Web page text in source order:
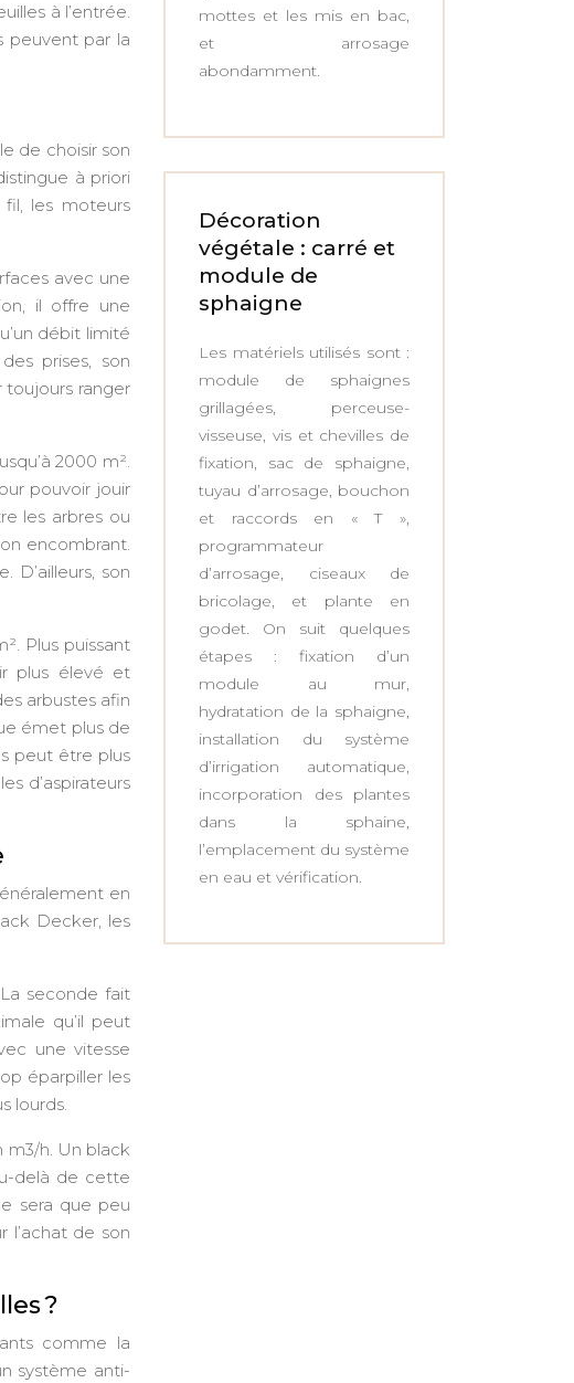
à l’entrée.
peuvent par la
de choisir son
à priori
les moteurs
avec une
il offre une
débit limité
prises, son
ranger
2000 m².
pouvoir jouir
les arbres ou
encombrant.
D’ailleurs, son
Plus puissant
plus élevé et
arbustes afin
émet plus de
peut être plus
d’aspirateurs
en
Decker, les
seconde fait
qu’il peut
une vitesse
éparpiller les
lourds.
m3/h. Un black
delà de cette
sera que peu
de son
?
comme la
système anti-
mottes et les mis en bac,
et arrosage
abondamment.
Décoration
végétale : carré et
module de
sphaigne
Les matériels utilisés sont :
module de sphaignes
grillagées, perceuse-
visseuse, vis et chevilles de
fixation, sac de sphaigne,
tuyau d’arrosage, bouchon
et raccords en « T »,
programmateur
d’arrosage, ciseaux de
bricolage, et plante en
godet. On suit quelques
étapes : fixation d’un
module au mur,
hydratation de la sphaigne,
installation du système
d’irrigation automatique,
incorporation des plantes
dans la sphaine,
l’emplacement du système
en eau et vérification.